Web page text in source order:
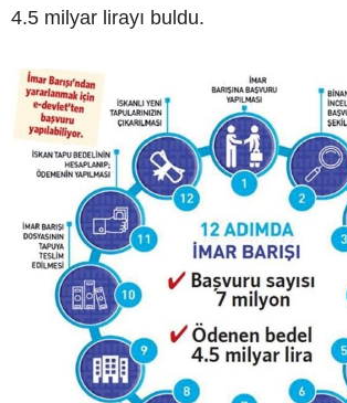
4.5 milyar lirayı buldu.